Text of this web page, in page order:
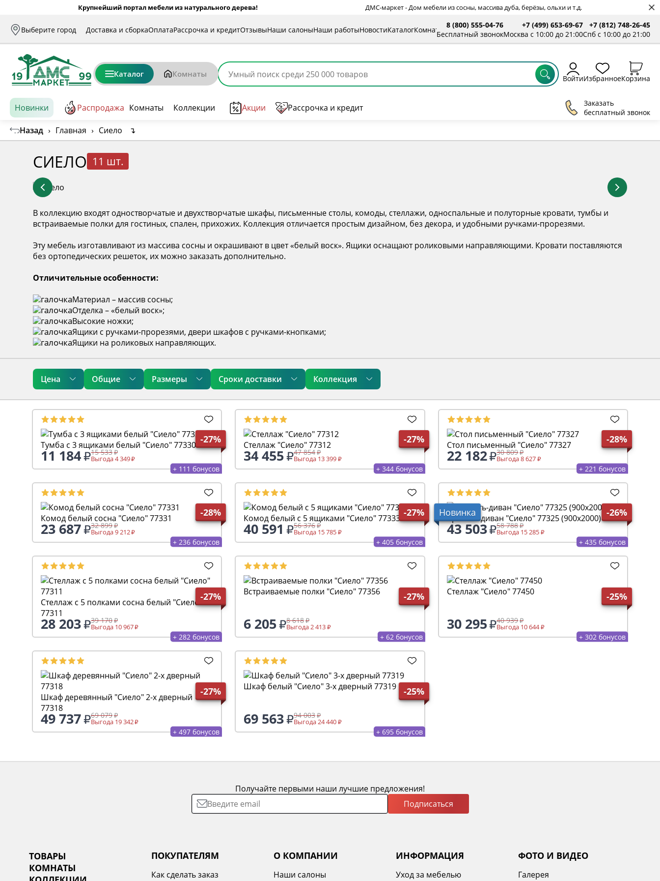
Крупнейший портал мебели из натурального дерева! ДМС-маркет - Дом мебели из сосны, массива дуба, берёзы, ольхи и т.д.
Выберите город Доставка и сборкаОплатаРассрочка и кредитОтзывыНаши салоныНаши работыНовостиКаталогКомнаты
8 (800) 555-04-76
Бесплатный звонок
+7 (499) 653-69-67
Москва с 10:00 до 21:00
+7 (812) 748-26-45
Спб с 10:00 до 21:00
Каталог Комнаты ВойтиИзбранноеКорзина
Новинки Распродажа Комнаты Коллекции Акции Рассрочка и кредит
Заказать
бесплатный звонок
Назад › Главная › Сиело ↴
СИЕЛО 11 шт.
В коллекцию входят одностворчатые и двухстворчатые шкафы, письменные столы, комоды, стеллажи, односпальные и полуторные кровати, тумбы и
встраиваемые полки для гостиных, спален, прихожих. Коллекция отличается простым дизайном, без декора, и удобными ручками-прорезями.
Эту мебель изготавливают из массива сосны и окрашивают в цвет «белый воск». Ящики оснащают роликовыми направляющими. Кровати поставляются
без ортопедических решеток, их можно заказать дополнительно.
Отличительные особенности:
Материал – массив сосны;
Отделка – «белый воск»;
Высокие ножки;
Ящики с ручками-прорезями, двери шкафов с ручками-кнопками;
Ящики на роликовых направляющих.
Цена Общие Размеры Сроки доставки Коллекция
-27%
Тумба с 3 ящиками белый "Сиело" 77330
11 184 15 533
Выгода 4 349
+ 111 бонусов
-27%
Стеллаж "Сиело" 77312
34 455 47 854
Выгода 13 399
+ 344 бонусов
-28%
Стол письменный "Сиело" 77327
22 182 30 809
Выгода 8 627
+ 221 бонусов
-28%
Комод белый сосна "Сиело" 77331
23 687 32 899
Выгода 9 212
+ 236 бонусов
-27%
Комод белый с 5 ящиками "Сиело" 77333
40 591 56 376
Выгода 15 785
+ 405 бонусов
Новинка -26%
Кровать-диван "Сиело" 77325 (900x2000)
43 503 58 788
Выгода 15 285
+ 435 бонусов
-27%
Стеллаж с 5 полками сосна белый "Сиело"
77311
28 203 39 170
Выгода 10 967
+ 282 бонусов
-27%
Встраиваемые полки "Сиело" 77356
6 205 8 618
Выгода 2 413
+ 62 бонусов
-25%
Стеллаж "Сиело" 77450
30 295 40 939
Выгода 10 644
+ 302 бонусов
-27%
Шкаф деревянный "Сиело" 2-х дверный
77318
49 737 69 079
Выгода 19 342
+ 497 бонусов
-25%
Шкаф белый "Сиело" 3-х дверный 77319
69 563 94 003
Выгода 24 440
+ 695 бонусов
Получайте первыми наши лучшие предложения!
Подписаться
ТОВАРЫ
КОМНАТЫ
ПОКУПАТЕЛЯМ
Как сделать заказ
О КОМПАНИИ
Наши салоны
ИНФОРМАЦИЯ
Уход за мебелью
ФОТО И ВИДЕО
Галерея